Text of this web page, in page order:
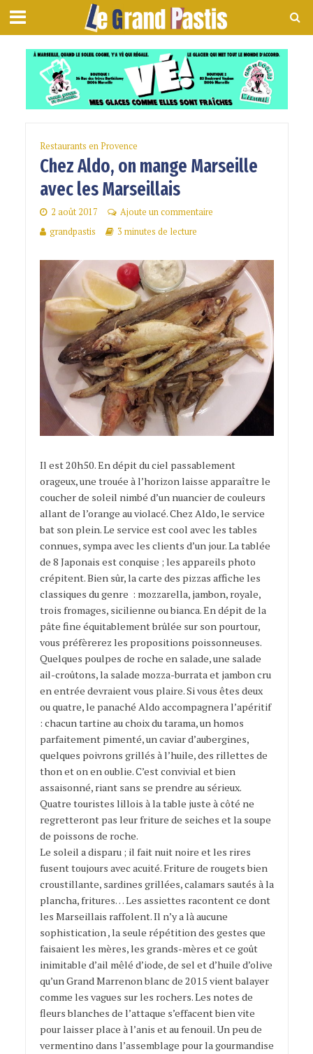
Restaurants en Provence
Chez Aldo, on mange Marseille
avec les Marseillais
2 août 2017
Ajoute un commentaire
grandpastis
3 minutes de lecture
Il est 20h50. En dépit du ciel passablement
orageux, une trouée à l’horizon laisse apparaître le
coucher de soleil nimbé d’un nuancier de couleurs
allant de l’orange au violacé. Chez Aldo, le service
bat son plein. Le service est cool avec les tables
connues, sympa avec les clients d’un jour. La tablée
de 8 Japonais est conquise ; les appareils photo
crépitent. Bien sûr, la carte des pizzas affiche les
classiques du genre : mozzarella, jambon, royale,
trois fromages, sicilienne ou bianca. En dépit de la
pâte fine équitablement brûlée sur son pourtour,
vous préfèrerez les propositions poissonneuses.
Quelques poulpes de roche en salade, une salade
ail-croûtons, la salade mozza-burrata et jambon cru
en entrée devraient vous plaire. Si vous êtes deux
ou quatre, le panaché Aldo accompagnera l’apéritif
: chacun tartine au choix du tarama, un homos
parfaitement pimenté, un caviar d’aubergines,
quelques poivrons grillés à l’huile, des rillettes de
thon et on en oublie. C’est convivial et bien
assaisonné, riant sans se prendre au sérieux.
Quatre touristes lillois à la table juste à côté ne
regretteront pas leur friture de seiches et la soupe
de poissons de roche.
Le soleil a disparu ; il fait nuit noire et les rires
fusent toujours avec acuité. Friture de rougets bien
croustillante, sardines grillées, calamars sautés à la
plancha, fritures… Les assiettes racontent ce dont
les Marseillais raffolent. Il n’y a là aucune
sophistication , la seule répétition des gestes que
faisaient les mères, les grands-mères et ce goût
inimitable d’ail mêlé d’iode, de sel et d’huile d’olive
qu’un Grand Marrenon blanc de 2015 vient balayer
comme les vagues sur les rochers. Les notes de
fleurs blanches de l’attaque s’effacent bien vite
pour laisser place à l’anis et au fenouil. Un peu de
vermentino dans l’assemblage pour la gourmandise